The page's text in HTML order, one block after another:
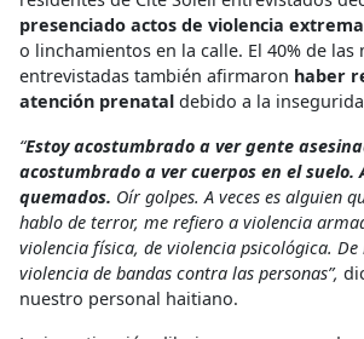
presenciado actos de violencia extrema
o linchamientos en la calle. El 40% de las
entrevistadas también afirmaron haber
atención prenatal debido a la
“Estoy acostumbrado a ver gente
acostumbrado a ver cuerpos en el suelo.
quemados. Oír golpes. A veces es alguien
hablo de terror, me refiero a violencia
violencia física, de violencia psicológica. De
violencia de bandas contra las personas”,
nuestro personal haitiano.